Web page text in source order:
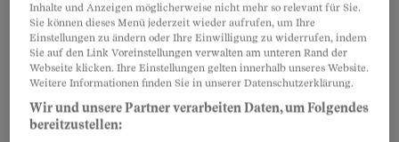
möchten, brauchen Sie hierfür dieZustimmung
des Vermieters.
Inhalte und Anzeigen möglicherweise nicht mehr so relevant für Sie.
Sie können dieses Menü jederzeit wieder aufrufen, um Ihre
Einstellungen zu ändern oder Ihre Einwilligung zu widerrufen, indem
Sie auf den Link Voreinstellungen verwalten am unteren Rand der
Webseite klicken. Ihre Einstellungen gelten innerhalb unseres Website.
Weitere Informationen finden Sie in unserer Datenschutzerklärung.
Wir und unsere Partner verarbeiten Daten, um Folgendes
bereitzustellen: